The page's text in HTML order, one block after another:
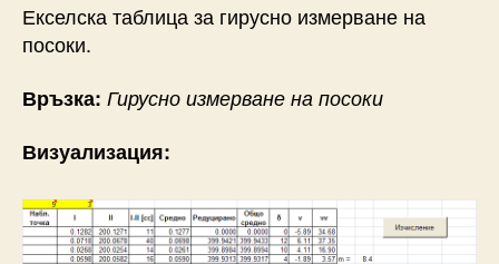
Екселска таблица за гирусно измерване на
посоки.
Връзка: Гирусно измерване на посоки
Визуализация: